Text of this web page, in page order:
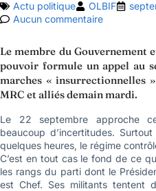
Actu politique OLBIF
Aucun commentaire
Le membre du Gouvernement
pouvoir formule un appel au
marches « insurrectionnelles
MRC et alliés demain mardi.
Le 22 septembre approche
beaucoup d’incertitudes.
quelques heures, le régime
C’est en tout cas le fond de ce
les rangs du parti dont le
est Chef. Ses militants tentent